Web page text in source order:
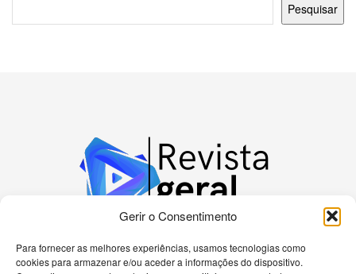
Gerir o Consentimento
Para fornecer as melhores experiências, usamos tecnologias como
cookies para armazenar e/ou aceder a informações do dispositivo.
Pesquisar
Bem-vindo à nossa plataforma dedicada a